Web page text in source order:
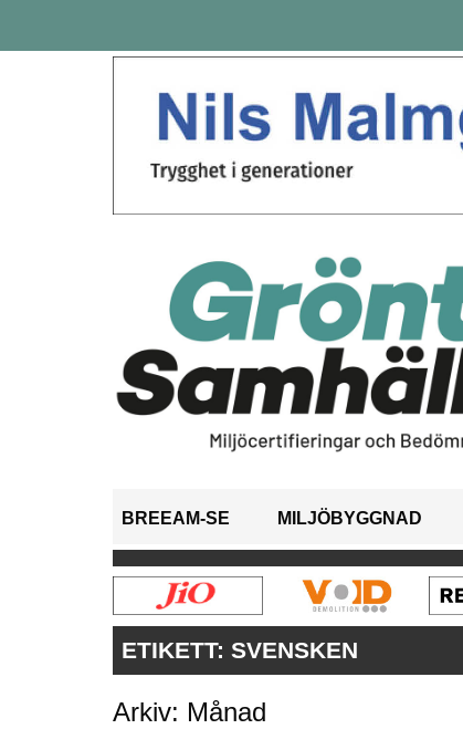
BREEAM-SE MILJÖBYGGNAD
ETIKETT: SVENSKEN
Arkiv: Månad